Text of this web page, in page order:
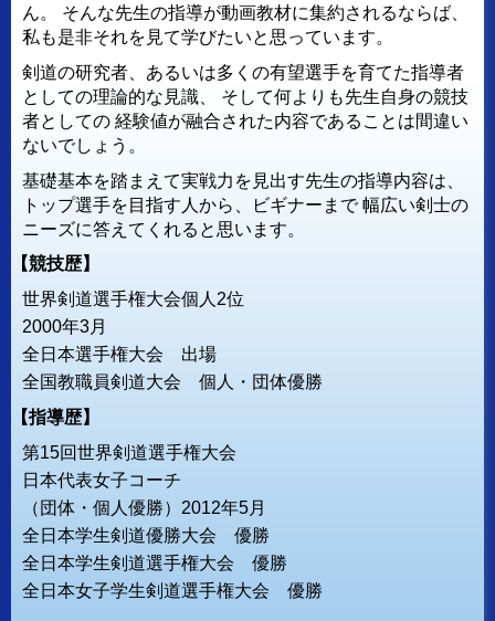
ん。
そんな先生の指導が動画教材に集約されるならば、
私も是非それを見て学びたいと思っています。
剣道の研究者、あるいは多くの有望選手を育てた指導者
としての理論的な見識、
そして何よりも先生自身の競技
者としての 経験値が融合された内容であることは間違い
ないでしょう。
基礎基本を踏まえて実戦力を見出す先生の指導内容は、
トップ選手を目指す人から、ビギナーまで幅広い剣士の
ニーズに答えてくれると思います。
【競技歴】
世界剣道選手権大会個人2位
2000年3月
全日本選手権大会 出場
全国教職員剣道大会 個人・団体優勝
【指導歴】
第15回世界剣道選手権大会
日本代表女子コーチ
（団体・個人優勝）2012年5月
全日本学生剣道優勝大会 優勝
全日本学生剣道選手権大会 優勝
全日本女子学生剣道選手権大会 優勝